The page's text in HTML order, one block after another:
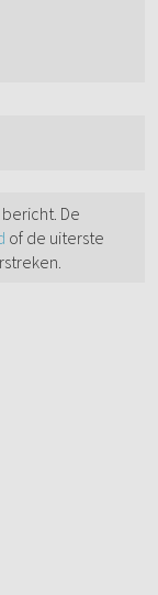
De
of de uiterste